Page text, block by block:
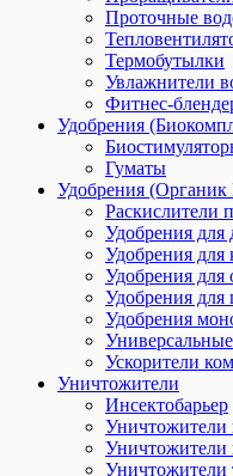
Проточные
Термобутылки
Увлажнители
Фитнес-
Удобрения
Гуматы
Удобрения
Раскислители
Удобрения для
Удобрения
Удобрения для
Удобрения для
Удобрения
Ускорители
Уничтожители
Инсектобарьер
Уничтожители
Уничтожители
Уничтожители